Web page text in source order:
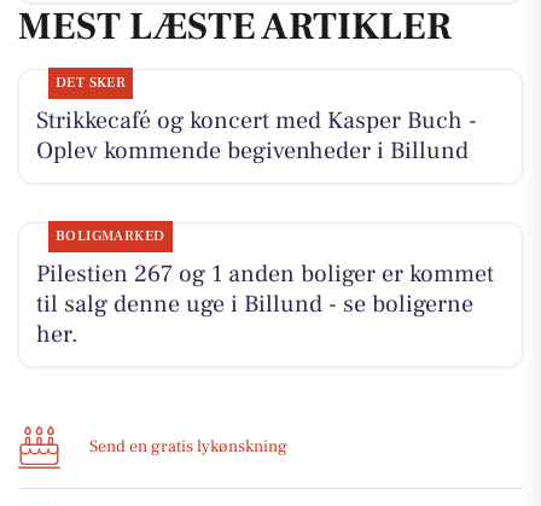
MEST LÆSTE ARTIKLER
DET SKER
Strikkecafé og koncert med Kasper Buch -
Oplev kommende begivenheder i Billund
BOLIGMARKED
Pilestien 267 og 1 anden boliger er kommet
til salg denne uge i Billund - se boligerne
her.
Send en gratis lykønskning